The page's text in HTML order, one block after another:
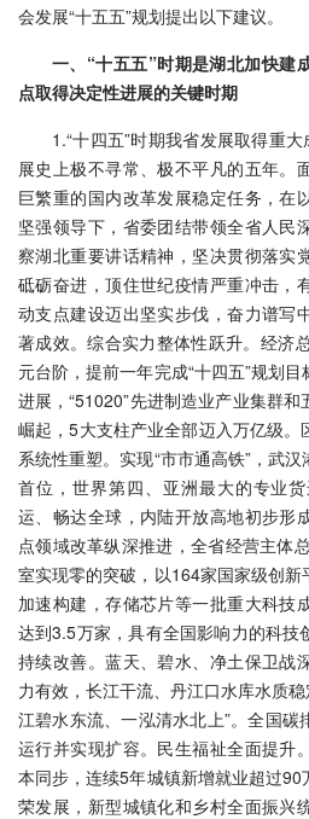
会发展“十五五”规划提出以下建议。
一、“十五五”时期是湖北加快建
点取得决定性进展的关键时期
1.“十四五”时期我省发展取得重
展史上极不寻常、极不平凡的五年。
巨繁重的国内改革发展稳定任务，在
坚强领导下，省委团结带领全省人民
察湖北重要讲话精神，坚决贯彻落实
砥砺奋进，顶住世纪疫情严重冲击，
动支点建设迈出坚实步伐，奋力谱写
著成效。综合实力整体性跃升。经济
元台阶，提前一年完成“十四五”规划
进展，“51020”先进制造业产业集群
崛起，5大支柱产业全部迈入万亿级
系统性重塑。实现“市市通高铁”，武
首位，世界第四、亚洲最大的专业
运、畅达全球，内陆开放高地初步形
点领域改革纵深推进，全省经营主体
室实现零的突破，以164家国家级创
加速构建，存储芯片等一批重大科技
达到3.5万家，具有全国影响力的科技
持续改善。蓝天、碧水、净土保卫战
力有效，长江干流、丹江口水库水质
江碧水东流、一泓清水北上”。全国
运行并实现扩容。民生福祉全面提升
本同步，连续5年城镇新增就业超过
荣发展，新型城镇化和乡村全面振兴